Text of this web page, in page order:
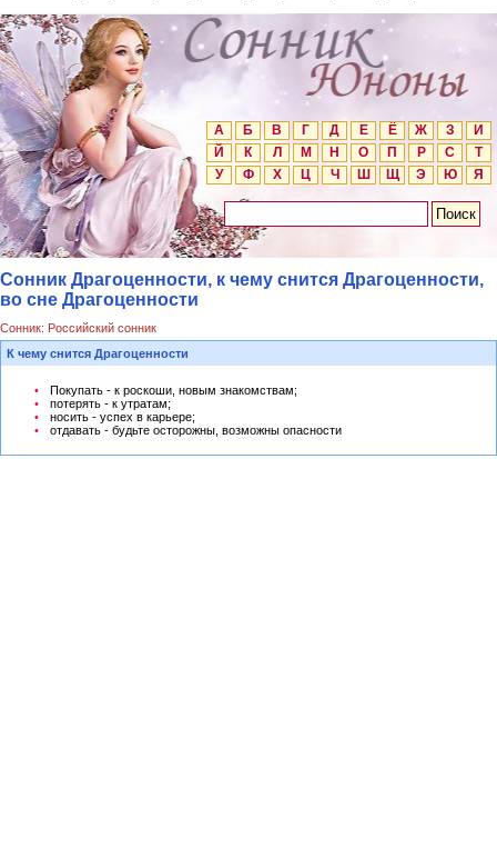
А Б В Г Д Е Ё Ж З
И
Й
К Л М Н О П Р С
Т
У
Ф Х Ц Ч Ш Щ Э Ю Я
Сонник Драгоценности, к чему снится Драгоценности,
во сне Драгоценности
Сонник: Российский сонник
К чему снится Драгоценности
Покупать - к роскоши, новым знакомствам;
потерять - к утратам;
носить - успех в карьере;
отдавать - будьте осторожны, возможны опасности